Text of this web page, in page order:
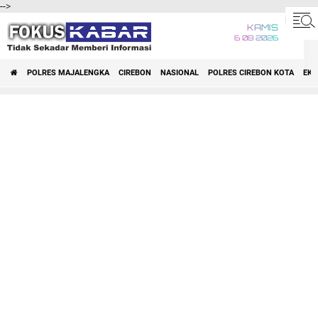
-->
KAMIS
6 08 2026
POLRES MAJALENGKA CIREBON NASIONAL POLRES CIREBON KOTA